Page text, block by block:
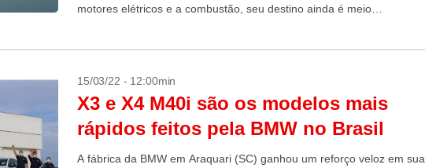
motores elétricos e a combustão, seu destino ainda é meio
15/03/22 - 12:00min
X3 e X4 M40i são os modelos mais
rápidos feitos pela BMW no Brasil
A fábrica da BMW em Araquari (SC) ganhou um reforço veloz em sua